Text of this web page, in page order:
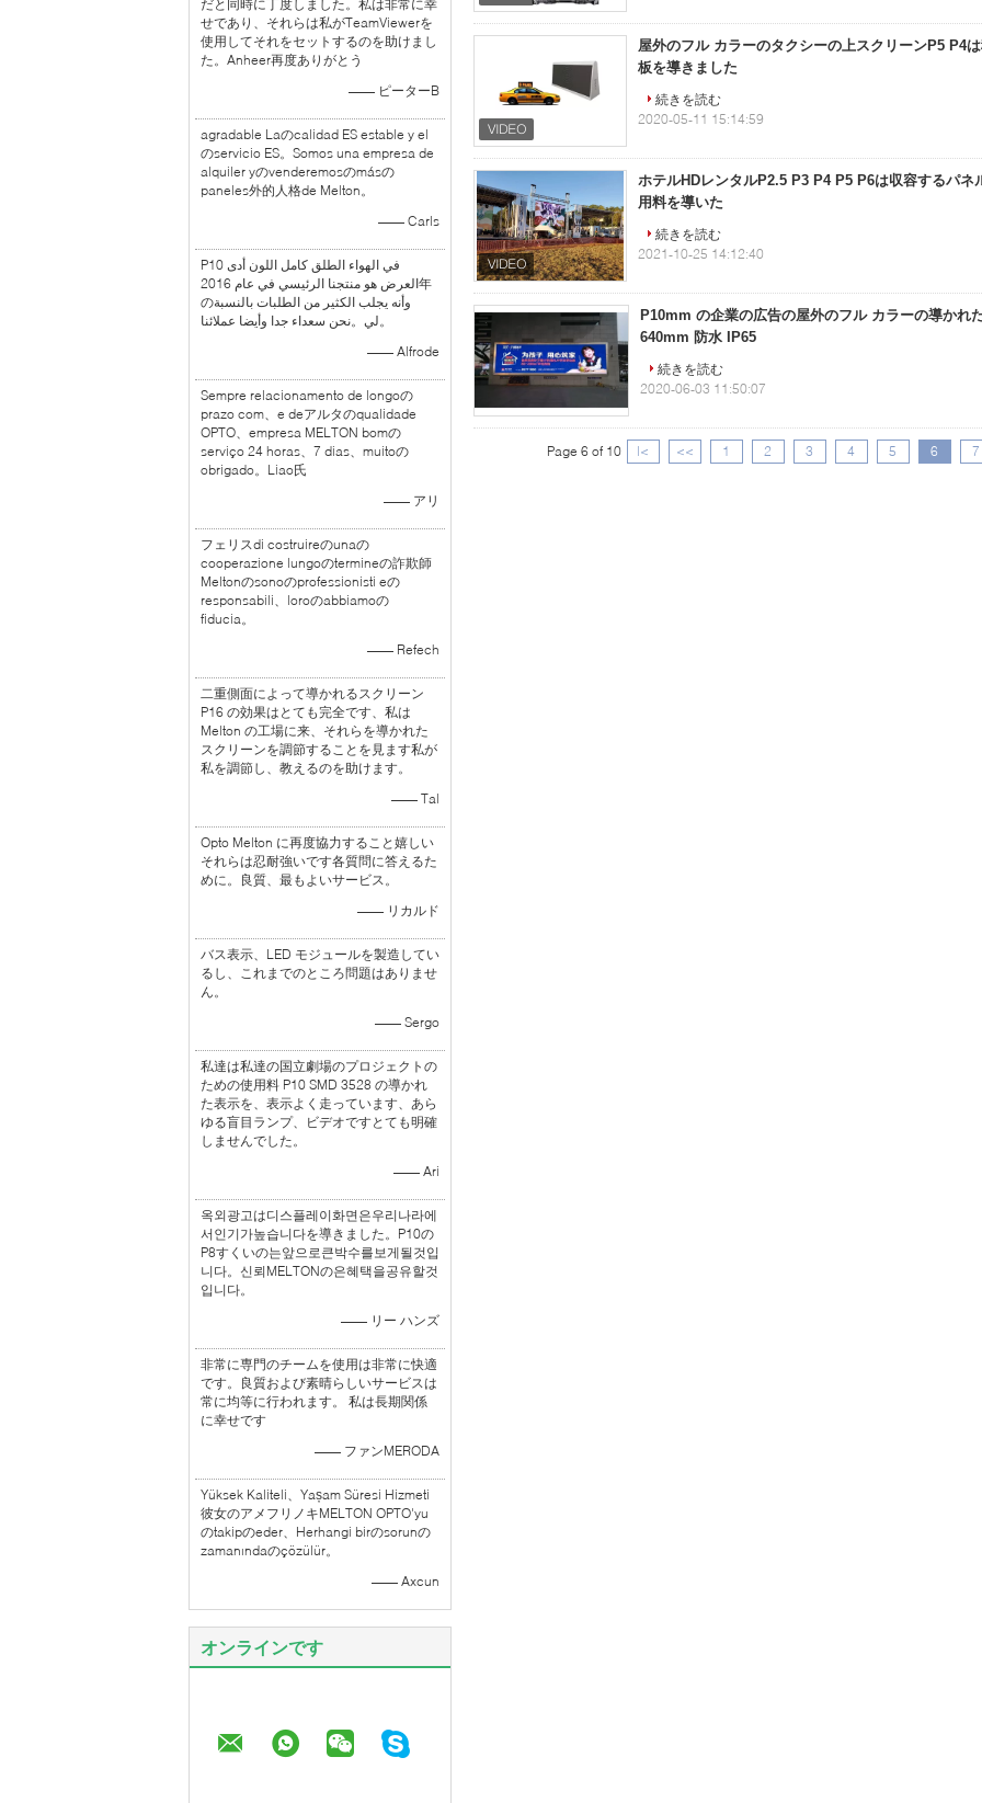
だと同時に丁度しました。私は非常に幸
せであり、それらは私がTeamViewerを
使用してそれをセットするのを助けまし
た。Anheer再度ありがとう
—— ピーターB
agradable Laのcalidad ES estable y el
のservicio ES。Somos una empresa de
alquiler yのvenderemosのmásの
paneles外的人格de Melton。
—— Carls
P10 في الهواء الطلق كامل اللون أدى
العرض هو منتجنا الرئيسي في عام 2016年
のوأنه يجلب الكثير من الطلبات بالنسبة
لي。نحن سعداء جدا وأيضا عملائنا。
—— Alfrode
Sempre relacionamento de longoの
prazo com、e deアルタのqualidade
OPTO、empresa MELTON bomの
serviço 24 horas、7 dias、muitoの
obrigado。Liao氏
—— アリ
フェリスdi costruireのunaの
cooperazione lungoのtermineの詐欺師
Meltonのsonoのprofessionisti eの
responsabili、loroのabbiamoの
fiducia。
—— Refech
二重側面によって導かれるスクリーン
P16 の効果はとても完全です、私は
Melton の工場に来、それらを導かれた
スクリーンを調節することを見ます私が
私を調節し、教えるのを助けます。
—— Tal
Opto Melton に再度協力すること嬉しい
それらは忍耐強いです各質問に答えるた
めに。良質、最もよいサービス。
—— リカルド
バス表示、LED モジュールを製造してい
るし、これまでのところ問題はありませ
ん。
—— Sergo
私達は私達の国立劇場のプロジェクトの
ための使用料 P10 SMD 3528 の導かれ
た表示を、表示よく走っています、あら
ゆる盲目ランプ、ビデオですとても明確
しませんでした。
—— Ari
옥외광고は디스플레이화면은우리나라에
서인기가높습니다を導きました。P10の
P8すくいの는앞으로큰박수를보게될것입
니다。신뢰MELTONの은혜택을공유할것
입니다。
—— リー ハンズ
非常に専門のチームを使用は非常に快適
です。良質および素晴らしいサービスは
常に均等に行われます。 私は長期関係
に幸せです
—— ファンMERODA
Yüksek Kaliteli、Yașam Süresi Hizmeti
彼女のアメフリノキMELTON OPTO'yu
のtakipのeder、Herhangi birのsorunの
zamanındaのçözülür。
—— Axcun
オンラインです
屋外のフル カラーのタクシーの上スクリーンP5 P4
板を導きました
続きを読む
2020-05-11 15:14:59
ホテルHDレンタルP2.5 P3 P4 P5 P6は収容するパネ
用料を導いた
続きを読む
2021-10-25 14:12:40
P10mm の企業の広告の屋外のフル カラーの導かれ
640mm 防水 IP65
続きを読む
2020-06-03 11:50:07
Page 6 of 10 |< << 1 2 3 4 5 6 7